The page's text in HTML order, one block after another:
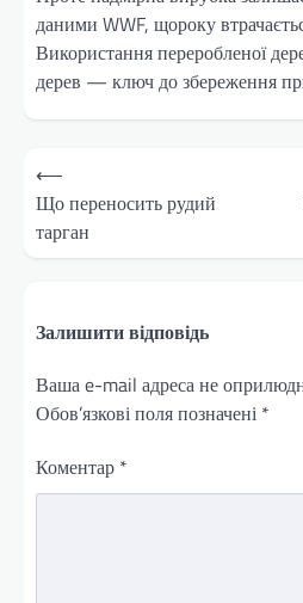
даними WWF, щороку
Використання переробленої
дерев — ключ до збереження
Навігація
записів
⟵
Що переносить рудий
тарган
Залишити відповідь
Ваша e-mail адреса не
Обов’язкові поля позначені *
Коментар *